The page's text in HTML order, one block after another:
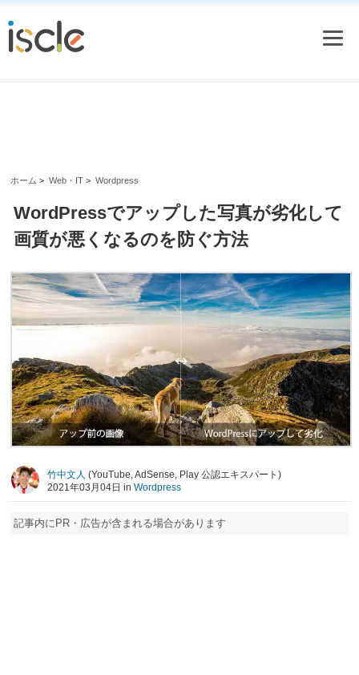
ホーム > Web・IT > Wordpress
WordPressでアップした写真が劣化して
画質が悪くなるのを防ぐ方法
竹中文人 (YouTube, AdSense, Play 公認エキスパート)
2021年03月04日 in Wordpress
記事内にPR・広告が含まれる場合があります